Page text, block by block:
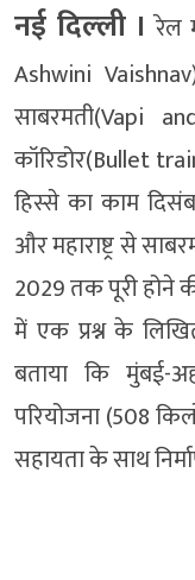
नई दिल्‍ली । रेल
Ashwini
साबरमती(Vapi
कॉरिडोर(Bullet
हिस्से का काम
और महाराष्ट्र से
2029 तक पूरी होने
में एक प्रश्न के
बताया कि मुंबई-
परियोजना (508
सहायता के साथ